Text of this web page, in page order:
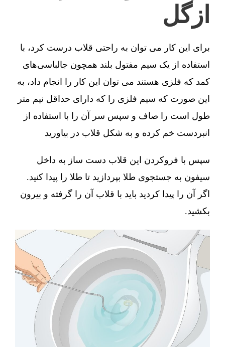
ازگل
برای این کار می توان به راحتی قلاب درست کرد، با
استفاده از یک سیم مفتول بلند همچون جالباسی‌های
کمد که فلزی هستند می توان این کار را انجام داد، به
این صورت که سیم فلزی را که دارای حداقل نیم متر
طول است را صاف و سپس سر آن را با استفاده از
انبردست خم کرده و به شکل قلاب در بیاورید
سپس با فروکردن این قلاب دست ساز به داخل
سیفون به جستجوی طلا بپردازید تا طلا را پیدا کنید.
اگر آن را پیدا کردید باید با قلاب آن را گرفته و بیرون
بکشید.